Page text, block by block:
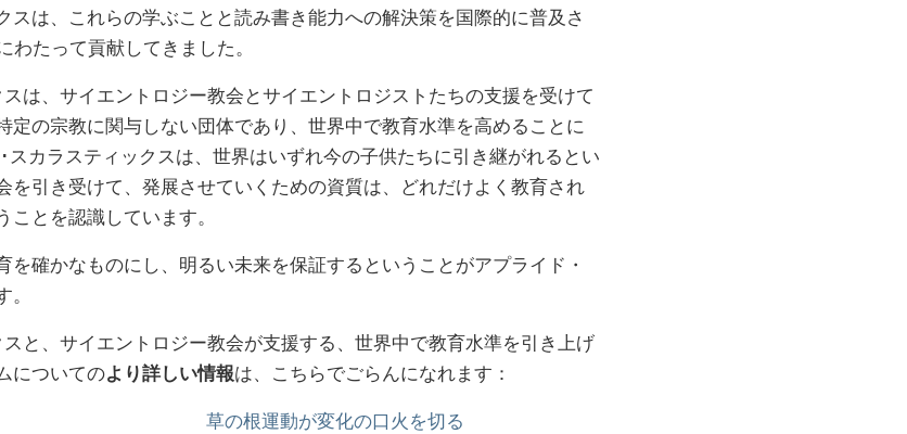
スは、これらの学ぶことと読み書き能力への解決策を国際的に普及さ
たって貢献してきました。
は、サイエントロジー教会とサイエントロジストたちの支援を受けて
定の宗教に関与しない団体であり、世界中で教育水準を高めることに
カラスティックスは、世界はいずれ今の子供たちに引き継がれるとい
を引き受けて、発展させていくための資質は、どれだけよく教育され
とを認識しています。
を確かなものにし、明るい未来を保証するということがアプライド・
と、サイエントロジー教会が支援する、世界中で教育水準を引き上げ
についてのより詳しい情報は、こちらでごらんになれます：
草の根運動が変化の口火を切る